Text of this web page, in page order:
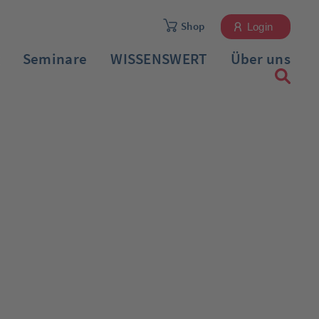
Login
Shop
Seminare WISSENSWERT Über uns